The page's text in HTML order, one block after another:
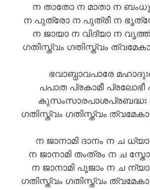
ന താതോ ന മാതാ ന
ന പുത്രോ ന പുത്രീ ന
ന ജായാ ന വിദ്യാ ന
ഗതിസ്ത്വം ഗതിസ്ത്വം ത്വമേകാ
ഭവാബ്ധാവപാരേ
പപാത പ്രകാമീ പ്രലോഭീ
കുസംസാരപാശപ്രബദ്ധഃ
ഗതിസ്ത്വം ഗതിസ്ത്വം ത്വമേകാ
ന ജാനാമി ദാനം ന ച
ന ജാനാമി തംത്രം ന ച
ന ജാനാമി പൂജാം ന ച
ഗതിസ്ത്വം ഗതിസ്ത്വം ത്വമേകാ